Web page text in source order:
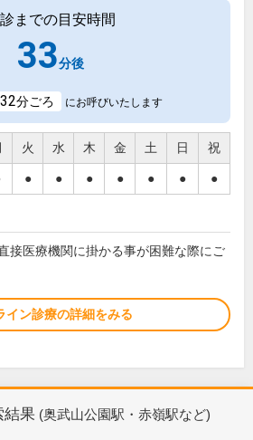
までの目安時間
33分後
32分ごろ にお呼びいたします
火 水 木 金 土 日 祝
● ● ● ● ● ● ●
接医療機関に掛かる事が困難な際にご
イン診療の詳細をみる
結果 (奥武山公園駅・赤嶺駅など)